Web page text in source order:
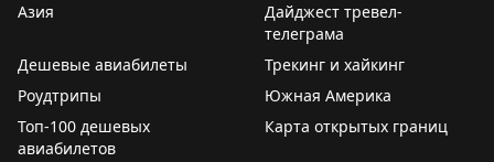
Азия
Дайджест тревел-
телеграма
Дешевые авиабилеты
Трекинг и хайкинг
Роудтрипы
Южная Америка
Топ-100 дешевых
авиабилетов
Карта открытых границ